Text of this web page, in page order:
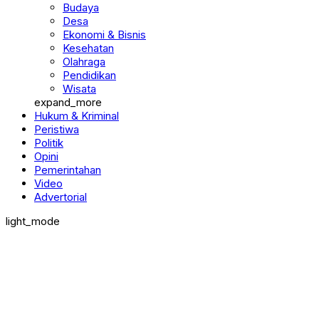
Desa
Ekonomi & Bisnis
Kesehatan
Olahraga
Pendidikan
Wisata
expand_more
Hukum & Kriminal
Peristiwa
Politik
Opini
Pemerintahan
Video
Advertorial